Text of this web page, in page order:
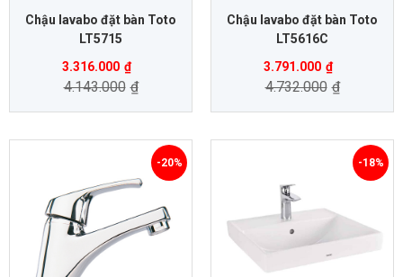
Chậu lavabo đặt bàn Toto
LT5715
3.316.000 ₫
4.143.000 ₫
Chậu lavabo đặt bàn Toto
LT5616C
3.791.000 ₫
4.732.000 ₫
-20% -18%